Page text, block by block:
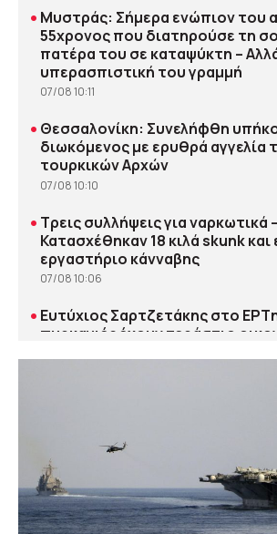
• Μυστράς: Σήμερα ενώπιον του
55χρονος που διατηρούσε τη
πατέρα του σε καταψύκτη –
υπερασπιστική του γραμμή
07/08 10:11
• Θεσσαλονίκη: Συνελήφθη
διωκόμενος με ερυθρά αγγελία
τουρκικών Αρχών
07/08 10:10
• Τρεις συλλήψεις για ναρκωτικά –
Κατασχέθηκαν 18 κιλά skunk
εργαστήριο κάνναβης
07/08 10:06
• Ευτύχιος Σαρτζετάκης στο
πυρκαγιές έχουν τεράστιο
Γκαλιμπάφ προς ΗΠΑ: Η χρήση
αθετημένων υποσχέσεων και
ειδήσεων ως μέσων πίεσης είναι
αποτυχημένη στρατηγική
07/08 09:48